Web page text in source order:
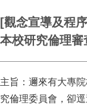
[觀念宣導及程
本校研究倫理
主旨：邇來有大專
究倫理委員會，卻